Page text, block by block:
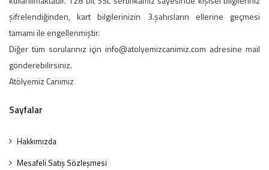
şifrelendiğinden, kart bilgilerinizin 3.şahısların ellerine geçmesi
tamamı ile engellenmiştir.
Diğer tüm sorularınız için info@atolyemizcanimiz.com adresine mail
gönderebilirsiniz.
Atölyemiz Canımız
Sayfalar
Hakkımızda
Mesafeli Satış Sözleşmesi